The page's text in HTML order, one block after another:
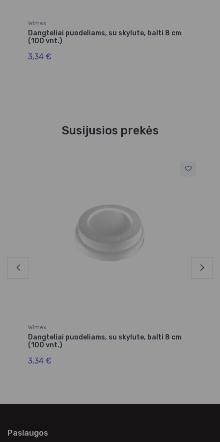
Wimex
Dangteliai puodeliams, su skylute, balti 8 cm
(100 vnt.)
3,34 €
Susijusios prekės
Wimex
Dangteliai puodeliams, su skylute, balti 8 cm
(100 vnt.)
3,34 €
Paslaugos